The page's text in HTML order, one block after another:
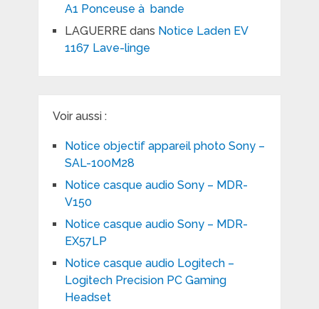
A1 Ponceuse à bande
LAGUERREdans Notice Laden EV
1167 Lave-linge
Voir aussi :
Notice objectif appareil photo Sony –
SAL-100M28
Notice casque audio Sony – MDR-
V150
Notice casque audio Sony – MDR-
EX57LP
Notice casque audio Logitech –
Logitech Precision PC Gaming
Headset